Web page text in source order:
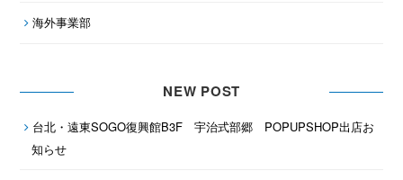
海外事業部
NEW POST
台北・遠東SOGO復興館B3F 宇治式部郷 POPUPSHOP出店お
知らせ